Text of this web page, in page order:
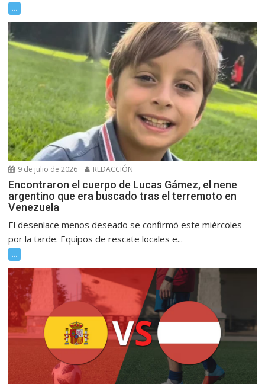
...
9 de julio de 2026 REDACCIÓN
Encontraron el cuerpo de Lucas Gámez, el nene
argentino que era buscado tras el terremoto en
Venezuela
El desenlace menos deseado se confirmó este miércoles
por la tarde. Equipos de rescate locales e...